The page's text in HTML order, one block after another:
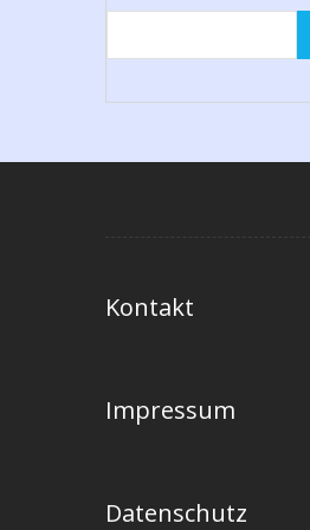
Kontakt
Impressum
Datenschutz